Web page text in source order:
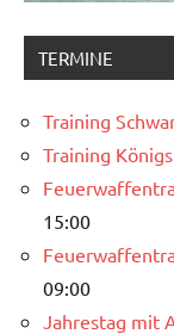
TERMINE
Training
Training
15:00
09:00
Jahrestag mit